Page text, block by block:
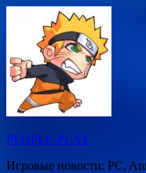
содержимому
PEOPLE-PLAY
Игровые новости: PC,